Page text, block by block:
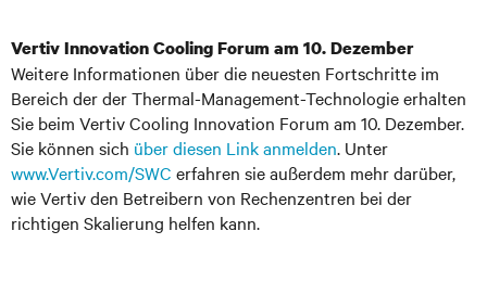
Vertiv Innovation Cooling Forum am 10. Dezember
Weitere Informationen über die neuesten Fortschritte im
Bereich der der Thermal-Management-Technologie erhalten
Sie beim Vertiv Cooling Innovation Forum am 10. Dezember.
Sie können sich über diesen Link anmelden. Unter
www.Vertiv.com/SWC erfahren sie außerdem mehr darüber,
wie Vertiv den Betreibern von Rechenzentren bei der
richtigen Skalierung helfen kann.